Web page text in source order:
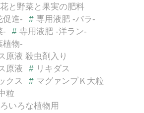
と野菜と果実の肥料
促進- # 専用液肥 -バラ-
- # 専用液肥 -洋ラン-
植物-
原液 殺虫剤入り
原液 # リキダス
クス # マグァンプＫ大粒
粒
いろな植物用